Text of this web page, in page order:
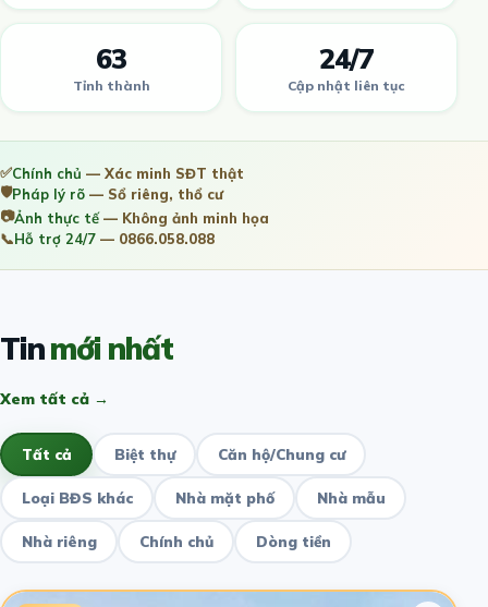
63
Tỉnh thành
24/7
Cập nhật liên tục
✅Chính chủ — Xác minh SĐT thật
🛡️Pháp lý rõ — Sổ riêng, thổ cư
📷Ảnh thực tế— Không ảnh minh họa
📞Hỗ trợ 24/7 — 0866.058.088
Tinmới nhất
Xem tất cả →
Tất cả Biệt thự Căn hộ/Chung cư
Loại BĐS khác Nhà mặt phố Nhà mẫu
Nhà riêng Chính chủ Dòng tiền